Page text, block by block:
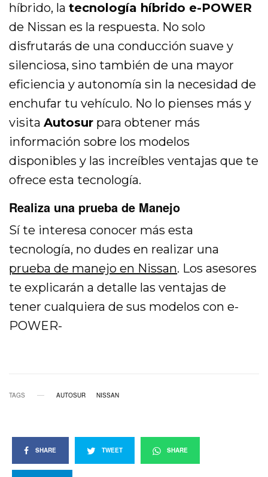
híbrido, latecnología híbrido e-POWER
de Nissan es la respuesta. No solo
disfrutarás de una conducción suave y
silenciosa, sino también de una mayor
eficiencia y autonomía sin la necesidad de
enchufar tu vehículo. No lo pienses más y
visitaAutosur para obtener más
información sobre los modelos
disponibles y las increíbles ventajas que te
ofrece esta tecnología.
Realiza una prueba de Manejo
Sí te interesa conocer más esta
tecnología, no dudes en realizar una
prueba de manejo en Nissan. Los asesores
te explicarán a detalle las ventajas de
tener cualquiera de sus modelos con e-
POWER-
TAGS AUTOSUR NISSAN
SHARE TWEET SHARE